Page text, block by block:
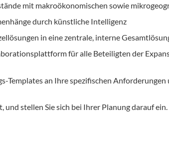
mit makroökonomischen sowie
durch künstliche Intelligenz
in eine zentrale, interne
für alle Beteiligten der
Templates an Ihre spezifischen Anforderungen
und stellen Sie sich bei Ihrer Planung darauf